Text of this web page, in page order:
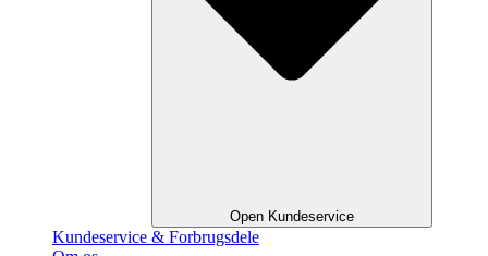
Open Kundeservice
Kundeservice & Forbrugsdele